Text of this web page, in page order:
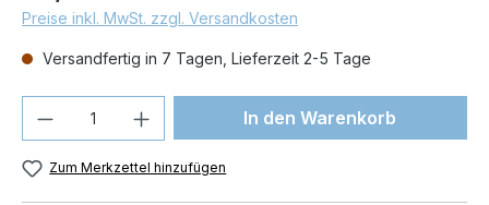
Preise inkl. MwSt. zzgl. Versandkosten
Versandfertig in 7 Tagen, Lieferzeit 2-5 Tage
Produkt Anzahl: Gib denIn den Warenkorb
Zum Merkzettel hinzufügen